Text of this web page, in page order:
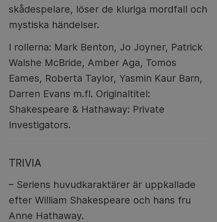
skådespelare, löser de kluriga mordfall och
mystiska händelser.
I rollerna: Mark Benton, Jo Joyner, Patrick
Walshe McBride, Amber Aga, Tomos
Eames, Roberta Taylor, Yasmin Kaur Barn,
Darren Evans m.fl. Originaltitel:
Shakespeare & Hathaway: Private
Investigators.
TRIVIA
– Seriens huvudkaraktärer är uppkallade
efter William Shakespeare och hans fru
Anne Hathaway.